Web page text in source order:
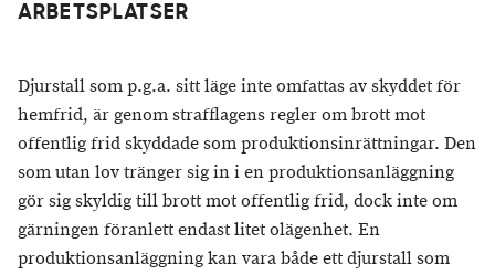
ARBETSPLATSER
Djurstall som p.g.a. sitt läge inte omfattas av skyddet för
hemfrid, är genom strafflagens regler om brott mot
offentlig frid skyddade som produktionsinrättningar. Den
som utan lov tränger sig in i en produktionsanläggning
gör sig skyldig till brott mot offentlig frid, dock inte om
gärningen föranlett endast litet olägenhet. En
produktionsanläggning kan vara både ett djurstall som